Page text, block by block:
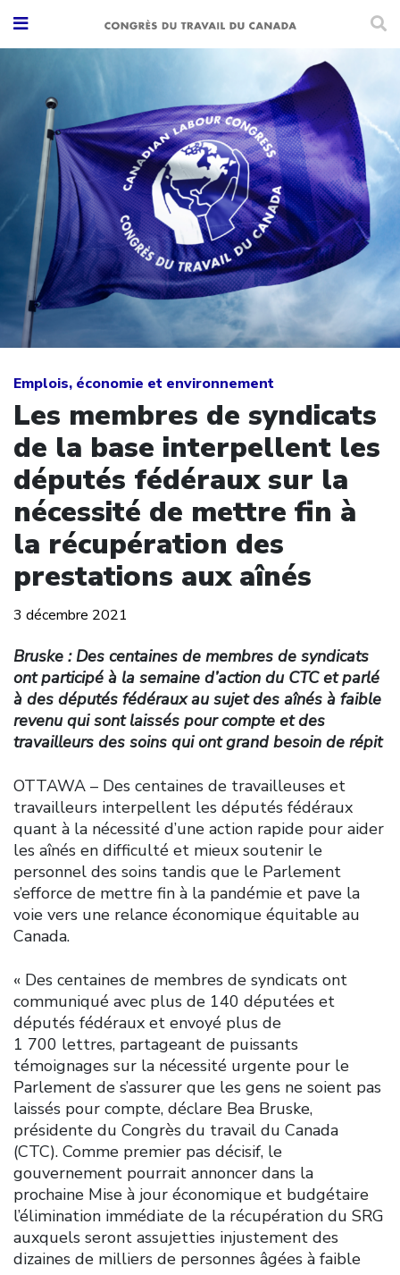
Emplois, économie et environnement
Les membres de syndicats
de la base interpellent les
députés fédéraux sur la
nécessité de mettre fin à
la récupération des
prestations aux aînés
3 décembre 2021
Bruske : Des centaines de membres de syndicats
ont participé à la semaine d’action du CTC et parlé
à des députés fédéraux au sujet des aînés à faible
revenu qui sont laissés pour compte et des
travailleurs des soins qui ont grand besoin de répit
OTTAWA – Des centaines de travailleuses et
travailleurs interpellent les députés fédéraux
quant à la nécessité d’une action rapide pour aider
les aînés en difficulté et mieux soutenir le
personnel des soins tandis que le Parlement
s’efforce de mettre fin à la pandémie et pave la
voie vers une relance économique équitable au
Canada.
« Des centaines de membres de syndicats ont
communiqué avec plus de 140 députées et
députés fédéraux et envoyé plus de
1 700 lettres, partageant de puissants
témoignages sur la nécessité urgente pour le
Parlement de s’assurer que les gens ne soient pas
laissés pour compte, déclare Bea Bruske,
présidente du Congrès du travail du Canada
(CTC). Comme premier pas décisif, le
gouvernement pourrait annoncer dans la
prochaine Mise à jour économique et budgétaire
l’élimination immédiate de la récupération du SRG
auxquels seront assujetties injustement des
dizaines de milliers de personnes âgées à faible